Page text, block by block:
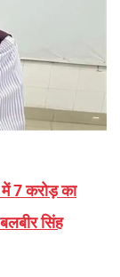
7 करोड़ का
सिंह